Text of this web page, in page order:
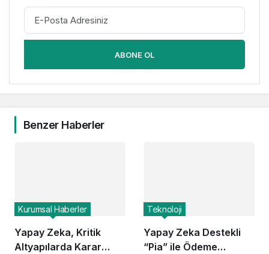
ABONE OL
Benzer Haberler
Yapay Zeka, Kritik
Altyapılarda Karar
Kurumsal Haberler
Yapay Zeka Destekli
“Pia” ile Ödeme
Teknoloji